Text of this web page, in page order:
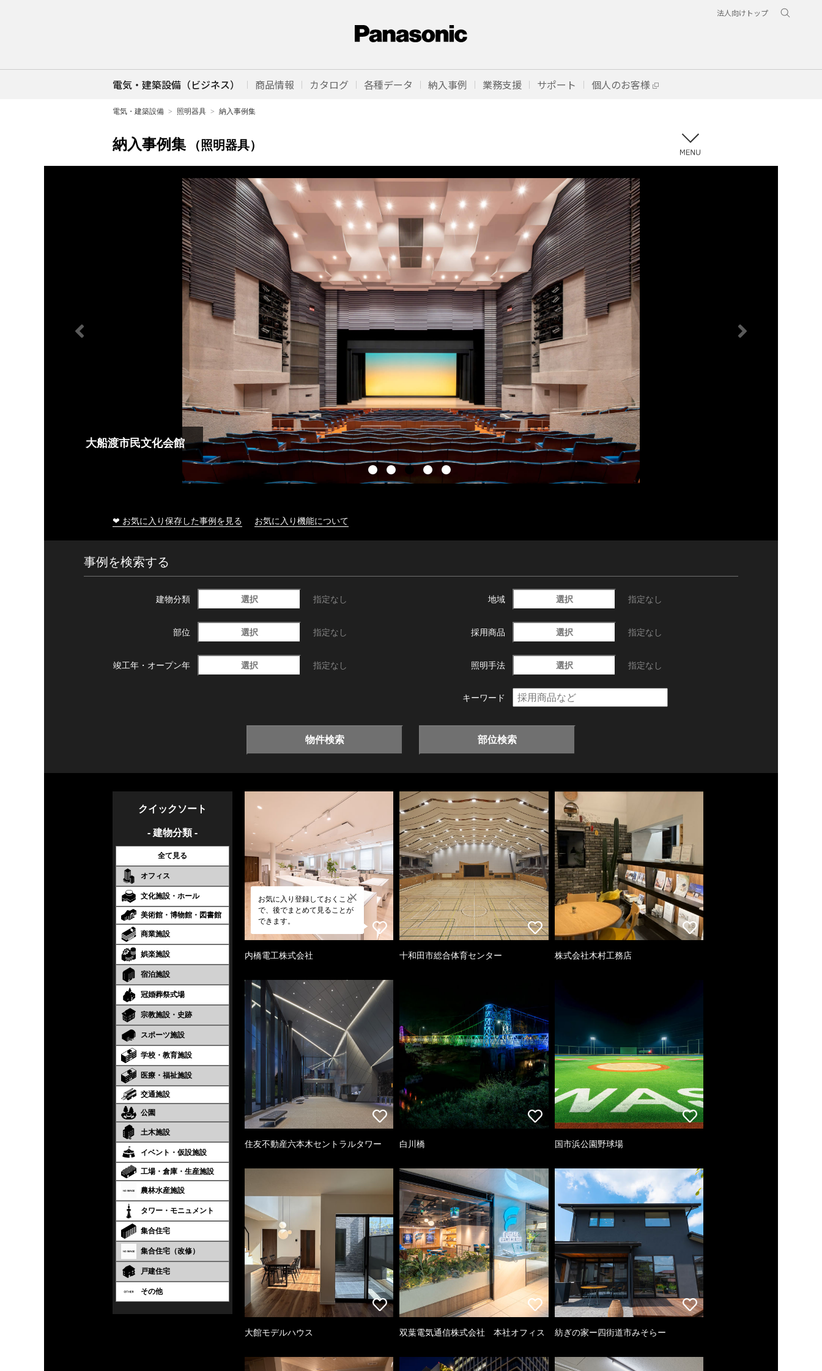
法人向けトップ
電気・建築設備（ビジネス） 商品情報 カタログ 各種データ 納入事例 業務支援 サポート 個人のお客様
電気・建築設備 照明器具 納入事例集
納入事例集 （照明器具）
大船渡市民文化会館
❤ お気に入り保存した事例を見る お気に入り機能について
事例を検索する
建物分類 選択 指定なし 地域 選択 指定なし
部位 選択 指定なし 採用商品 選択 指定なし
竣工年・ オープン年 選択 指定なし 照明手法 選択 指定なし
キーワード
物件検索 部位検索
クイックソート
- 建物分類 -
全て見る
オフィス
文化施設・ホール
美術館・博物館・図書館
商業施設
娯楽施設
宿泊施設
冠婚葬祭式場
宗教施設・史跡
スポーツ施設
学校・教育施設
医療・福祉施設
交通施設
公園
土木施設
イベント・仮設施設
工場・倉庫・生産施設
農林水産施設
タワー・モニュメント
集合住宅
集合住宅（改修）
戸建住宅
その他
お気に入り登録しておくこと
で、後でまとめて見ることが
できます。
内橋電工株式会社 十和田市総合体育センター 株式会社木村工務店
住友不動産六本木セントラルタワー 白川橋 国市浜公園野球場
大館モデルハウス 双葉電気通信株式会社 本社オフィス 紡ぎの家ー四街道市みそらー